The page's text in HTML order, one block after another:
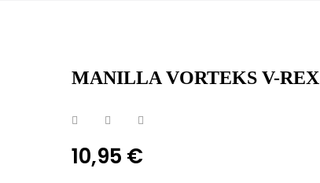
MANILLA VORTEKS V-REX
10,95 €